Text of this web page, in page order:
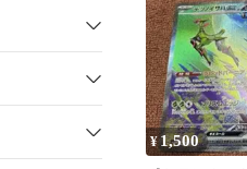
¥ 1,500